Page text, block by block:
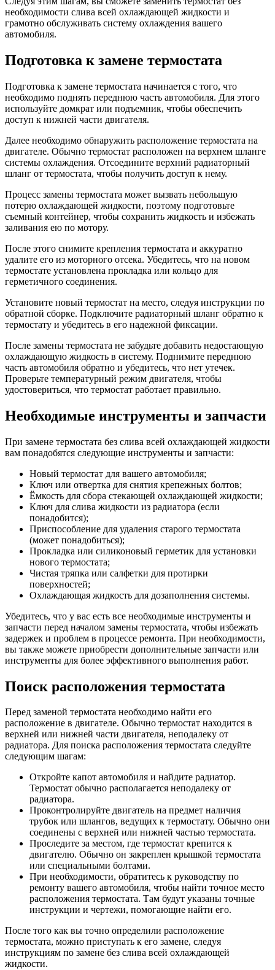
необходимости слива всей охлаждающей жидкости и
грамотно обслуживать систему охлаждения вашего
автомобиля.
Подготовка к замене термостата
Подготовка к замене термостата начинается с того, что
необходимо поднять переднюю часть автомобиля. Для этого
используйте домкрат или подъемник, чтобы обеспечить
доступ к нижней части двигателя.
Далее необходимо обнаружить расположение термостата на
двигателе. Обычно термостат расположен на верхнем шланге
системы охлаждения. Отсоедините верхний радиаторный
шланг от термостата, чтобы получить доступ к нему.
Процесс замены термостата может вызвать небольшую
потерю охлаждающей жидкости, поэтому подготовьте
съемный контейнер, чтобы сохранить жидкость и избежать
заливания ею по мотору.
После этого снимите крепления термостата и аккуратно
удалите его из моторного отсека. Убедитесь, что на новом
термостате установлена прокладка или кольцо для
герметичного соединения.
Установите новый термостат на место, следуя инструкции по
обратной сборке. Подключите радиаторный шланг обратно к
термостату и убедитесь в его надежной фиксации.
После замены термостата не забудьте добавить недостающую
охлаждающую жидкость в систему. Поднимите переднюю
часть автомобиля обратно и убедитесь, что нет утечек.
Проверьте температурный режим двигателя, чтобы
удостовериться, что термостат работает правильно.
Необходимые инструменты и запчасти
При замене термостата без слива всей охлаждающей жидкости
вам понадобятся следующие инструменты и запчасти:
Новый термостат для вашего автомобиля;
Ключ или отвертка для снятия крепежных болтов;
Ёмкость для сбора стекающей охлаждающей жидкости;
Ключ для слива жидкости из радиатора (если
понадобится);
Приспособление для удаления старого термостата
(может понадобиться);
Прокладка или силиконовый герметик для установки
нового термостата;
Чистая тряпка или салфетки для протирки
поверхностей;
Охлаждающая жидкость для дозаполнения системы.
Убедитесь, что у вас есть все необходимые инструменты и
запчасти перед началом замены термостата, чтобы избежать
задержек и проблем в процессе ремонта. При необходимости,
вы также можете приобрести дополнительные запчасти или
инструменты для более эффективного выполнения работ.
Поиск расположения термостата
Перед заменой термостата необходимо найти его
расположение в двигателе. Обычно термостат находится в
верхней или нижней части двигателя, неподалеку от
радиатора. Для поиска расположения термостата следуйте
следующим шагам:
Откройте капот автомобиля и найдите радиатор.
Термостат обычно располагается неподалеку от
радиатора.
Проконтролируйте двигатель на предмет наличия
трубок или шлангов, ведущих к термостату. Обычно они
соединены с верхней или нижней частью термостата.
Проследите за местом, где термостат крепится к
двигателю. Обычно он закреплен крышкой термостата
или специальными болтами.
При необходимости, обратитесь к руководству по
ремонту вашего автомобиля, чтобы найти точное место
расположения термостата. Там будут указаны точные
инструкции и чертежи, помогающие найти его.
После того как вы точно определили расположение
термостата, можно приступать к его замене, следуя
инструкциям по замене без слива всей охлаждающей
жидкости.